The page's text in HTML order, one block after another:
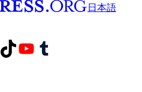
日本語
TikTok アカウントへ YouTube チャンネルへ Tumblr アカウントへ